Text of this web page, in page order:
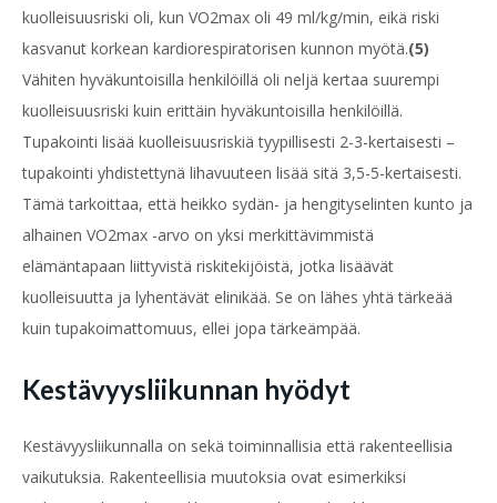
kuolleisuusriski oli, kun VO2max oli 49 ml/kg/min, eikä riski
kasvanut korkean kardiorespiratorisen kunnon myötä.(5)
Vähiten hyväkuntoisilla henkilöillä oli neljä kertaa suurempi
kuolleisuusriski kuin erittäin hyväkuntoisilla henkilöillä.
Tupakointi lisää kuolleisuusriskiä tyypillisesti 2-3-kertaisesti –
tupakointi yhdistettynä lihavuuteen lisää sitä 3,5-5-kertaisesti.
Tämä tarkoittaa, että heikko sydän- ja hengityselinten kunto ja
alhainen VO2max -arvo on yksi merkittävimmistä
elämäntapaan liittyvistä riskitekijöistä, jotka lisäävät
kuolleisuutta ja lyhentävät elinikää. Se on lähes yhtä tärkeää
kuin tupakoimattomuus, ellei jopa tärkeämpää.
Kestävyysliikunnan hyödyt
Kestävyysliikunnalla on sekä toiminnallisia että rakenteellisia
vaikutuksia. Rakenteellisia muutoksia ovat esimerkiksi